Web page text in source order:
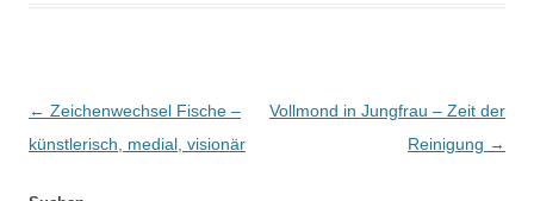
Beitragsnavigation
← Zeichenwechsel Fische –
künstlerisch, medial, visionär
Vollmond in Jungfrau – Zeit der
Reinigung →